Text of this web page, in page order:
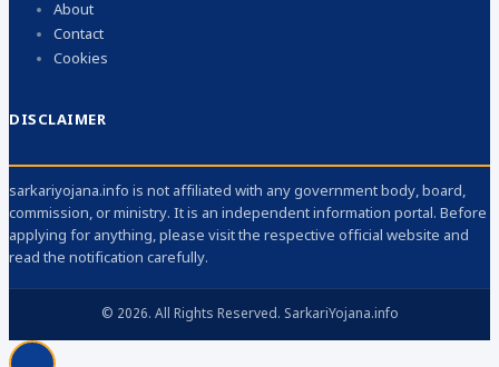
About
Contact
Cookies
DISCLAIMER
sarkariyojana.info is not affiliated with any government body, board,
commission, or ministry. It is an independent information portal. Before
applying for anything, please visit the respective official website and
read the notification carefully.
© 2026. All Rights Reserved. SarkariYojana.info